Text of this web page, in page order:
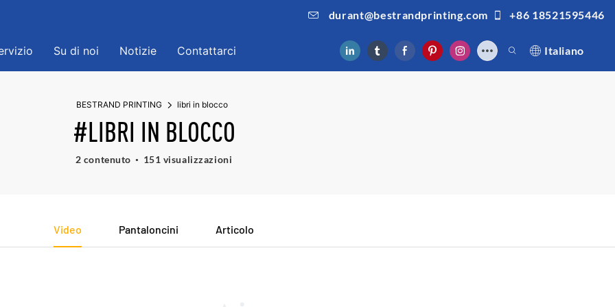
durant@bestrandprinting.com +86 18521595446
Su di noi Notizie Contattarci Italiano
BESTRAND PRINTING libri in blocco
#LIBRI IN BLOCCO
2 contenuto 151 visualizzazioni
Video Pantaloncini Articolo